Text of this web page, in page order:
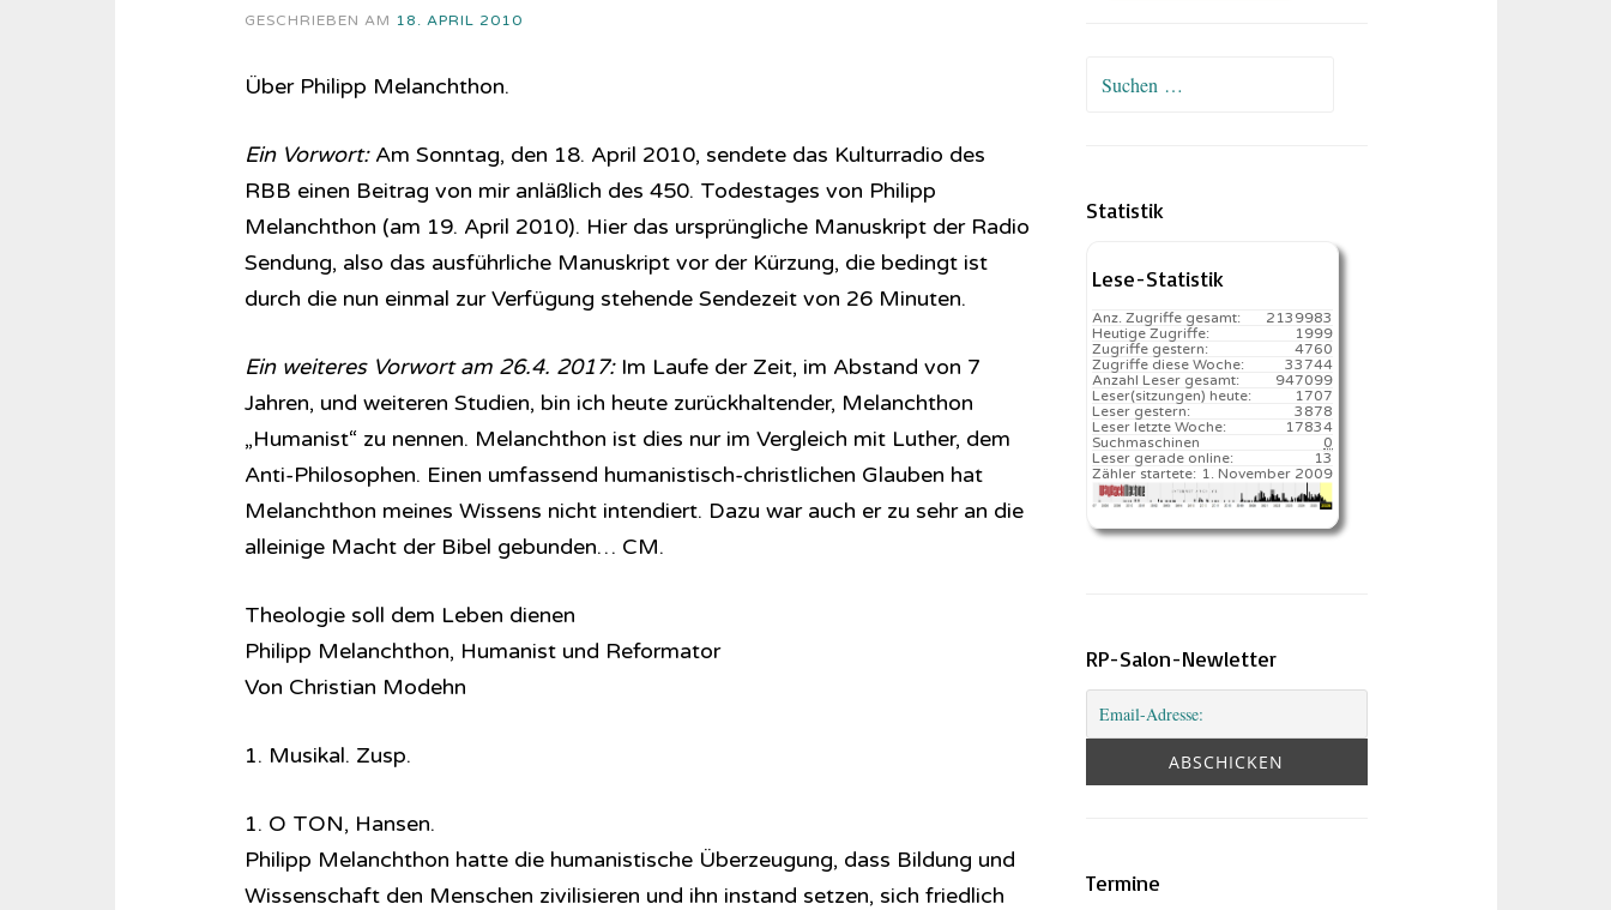
GESCHRIEBEN AM 18. APRIL 2010
Über Philipp Melanchthon.
Ein Vorwort:Am Sonntag, den 18. April 2010, sendete das Kulturradio des
RBB einen Beitrag von mir anläßlich des 450. Todestages von Philipp
Melanchthon (am 19. April 2010). Hier das ursprüngliche Manuskript der Radio
Sendung, also das ausführliche Manuskript vor der Kürzung, die bedingt ist
durch die nun einmal zur Verfügung stehende Sendezeit von 26 Minuten.
Ein weiteres Vorwort am 26.4. 2017:Im Laufe der Zeit, im Abstand von 7
Jahren, und weiteren Studien, bin ich heute zurückhaltender, Melanchthon
„Humanist“ zu nennen. Melanchthon ist dies nur im Vergleich mit Luther, dem
Anti-Philosophen. Einen umfassend humanistisch-christlichen Glauben hat
Melanchthon meines Wissens nicht intendiert. Dazu war auch er zu sehr an die
alleinige Macht der Bibel gebunden… CM.
Theologie soll dem Leben dienen
Philipp Melanchthon, Humanist und Reformator
Von Christian Modehn
1. Musikal. Zusp.
1. O TON, Hansen.
Philipp Melanchthon hatte die humanistische Überzeugung, dass Bildung und
Wissenschaft den Menschen zivilisieren und ihn instand setzen, sich friedlich
Suchen
Statistik
Lese-Statistik
2139983
Anz. Zugriffe gesamt:
1999
Heutige Zugriffe:
4760
Zugriffe gestern:
33744
Zugriffe diese Woche:
947099
Anzahl Leser gesamt:
1707️
Leser(sitzungen) heute:
3878
Leser gestern:
17834️
Leser letzte Woche:
0
Suchmaschinen
13
Leser gerade online:
1. November 2009
Zähler startete:
RP-Salon-Newletter
Termine